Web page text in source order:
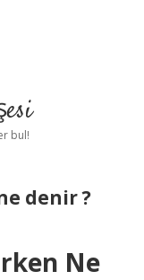
bul!
denir ?
Ne